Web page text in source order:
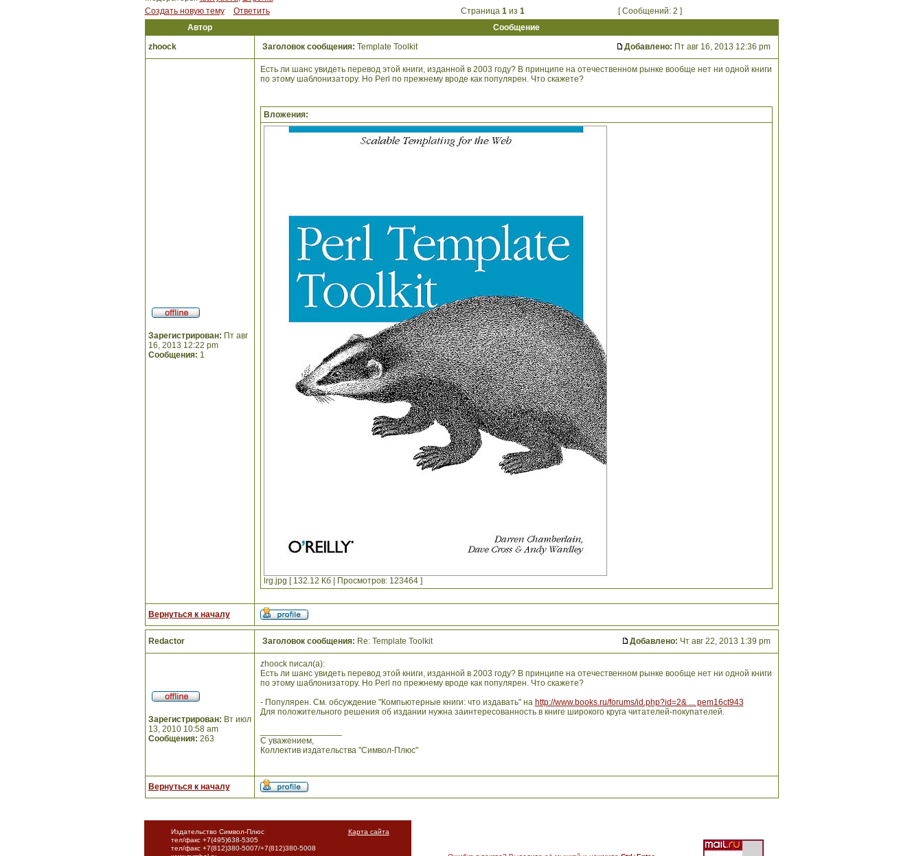
Создать новую тему
Ответить Страница 1из 1
[ Сообщений: 2 ]
Автор
Сообщение
zhoock
Заголовок сообщения: Template Toolkit Добавлено: Пт авг 16, 2013 12:36 pm
Зарегистрирован: Пт авг
16, 2013 12:22 pm
Сообщения: 1
Есть ли шанс увидеть перевод этой книги, изданной в 2003 году? В принципе на отечественном рынке вообще нет ни одной книги
по этому шаблонизатору. Но Perl по прежнему вроде как популярен. Что скажете?
Вложения:
lrg.jpg [ 132.12 Кб | Просмотров: 123464 ]
Вернуться к началу
Redactor Заголовок сообщения: Re: Template Toolkit Добавлено: Чт авг 22, 2013 1:39 pm
Зарегистрирован: Вт июл
13, 2010 10:58 am
Сообщения: 263
zhoock писал(а):
Есть ли шанс увидеть перевод этой книги, изданной в 2003 году? В принципе на отечественном рынке вообще нет ни одной книги
по этому шаблонизатору. Но Perl по прежнему вроде как популярен. Что скажете?
- Популярен. См. обсуждение "Компьютерные книги: что издавать" на http://www.books.ru/forums/id.php?id=2& ... pem16ct943
Для положительного решения об издании нужна заинтересованность в книге широкого круга читателей-покупателей.
С уважением,
Коллектив издательства "Символ-Плюс"
Вернуться к началу
Карта сайта
Издательство Символ-Плюс
тел/факс +7(495)638-5305
тел/факс +7(812)380-5007/+7(812)380-5008